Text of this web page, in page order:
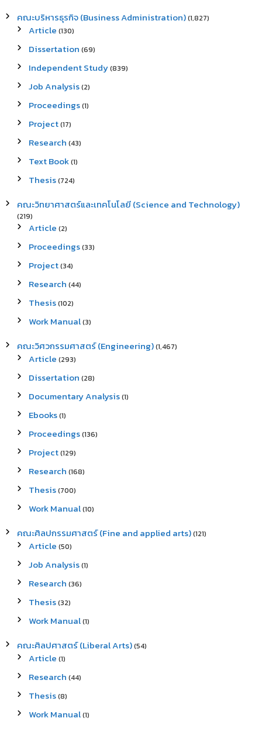
คณะบริหารธุรกิจ (Business Administration)(1,827)
Article (130)
Dissertation (69)
Independent Study(839)
Job Analysis(2)
Proceedings(1)
Project(17)
Research (43)
Text Book(1)
Thesis(724)
คณะวิทยาศาสตร์และเทคโนโลยี (Science and Technology)
(219)
Article (2)
Proceedings(33)
Project(34)
Research (44)
Thesis(102)
Work Manual(3)
คณะวิศวกรรมศาสตร์ (Engineering)(1,467)
Article (293)
Dissertation (28)
Documentary Analysis(1)
Ebooks(1)
Proceedings(136)
Project(129)
Research (168)
Thesis(700)
Work Manual(10)
คณะศิลปกรรมศาสตร์ (Fine and applied arts)(121)
Article (50)
Job Analysis(1)
Research (36)
Thesis(32)
Work Manual(1)
คณะศิลปศาสตร์ (Liberal Arts)(54)
Article (1)
Research (44)
Thesis(8)
Work Manual(1)